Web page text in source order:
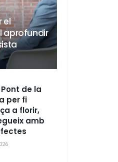
el
aprofundir
de la
per fi
a florir,
amb